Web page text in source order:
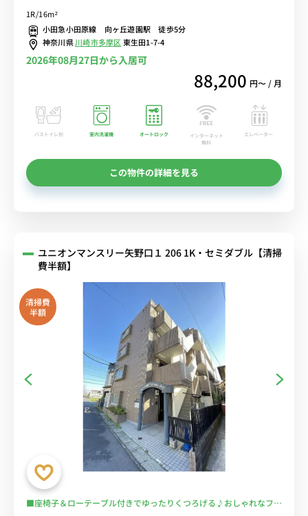
1R/16m²
小田急小田原線 向ヶ丘遊園駅 徒歩5分
神奈川県川崎市多摩区東生田1-7-4
2026年08月27日から入居可
88,200 円〜 / 月
バストイレ別 室内洗濯機 オートロック
インターネット
無料
エレベーター
この物件の詳細を見る
ユニオンマンスリー矢野口１ 206 1K・セミダブル【清掃
費半額】
清掃費
半額
■座椅子＆ローテーブル付きでゆったりくつろげる♪おしゃれなフロ